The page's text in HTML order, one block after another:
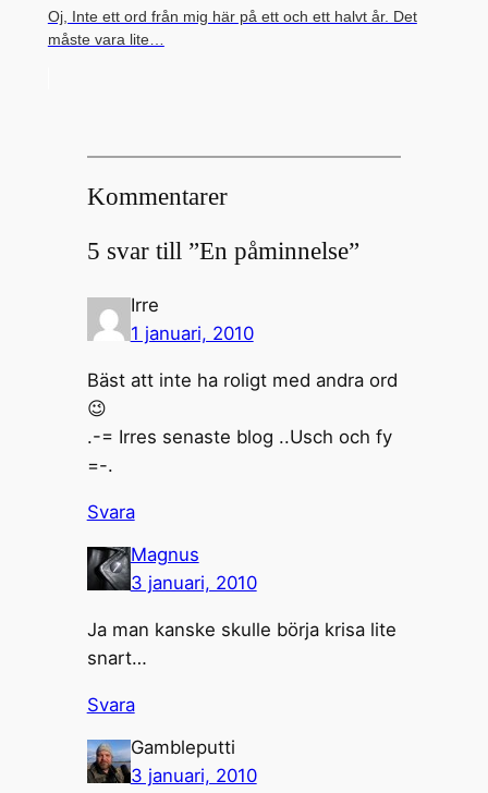
Oj, Inte ett ord från mig här på ett och ett halvt år. Det
måste vara lite…
Kommentarer
5 svar till ”En påminnelse”
Irre
1 januari, 2010
Bäst att inte ha roligt med andra ord
😉
.-= Irres senaste blog ..Usch och fy
=-.
Svara
Magnus
3 januari, 2010
Ja man kanske skulle börja krisa lite
snart…
Svara
Gambleputti
3 januari, 2010